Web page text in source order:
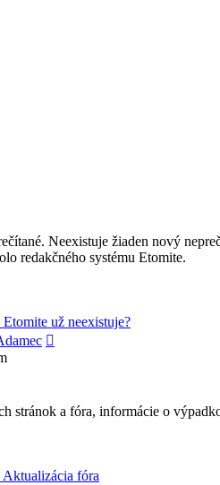
redakčného systému Etomite.
Etomite už neexistuje?
stránok a fóra, informácie o
Aktualizácia fóra